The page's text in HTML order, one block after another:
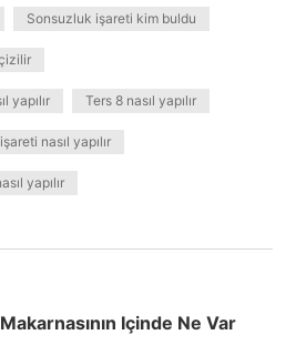
Sonsuzluk işareti kim buldu
yapılır Ters 8 nasıl yapılır
nasıl yapılır
yapılır
Içinde Ne Var